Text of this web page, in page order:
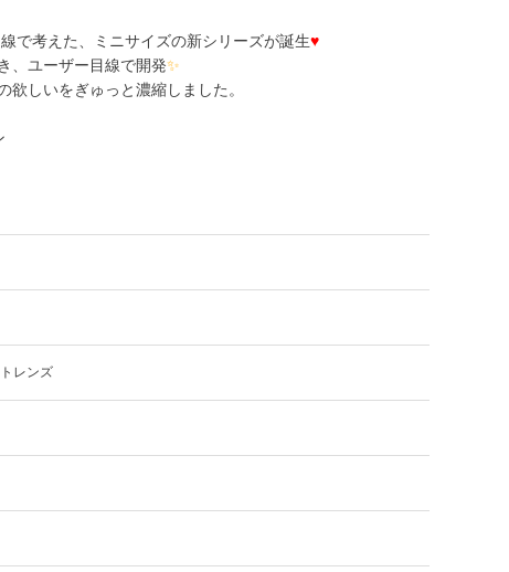
で考えた、ミニサイズの新シリーズが誕生♥
、ユーザー目線で開発✨
しいをぎゅっと濃縮しました。
レンズ